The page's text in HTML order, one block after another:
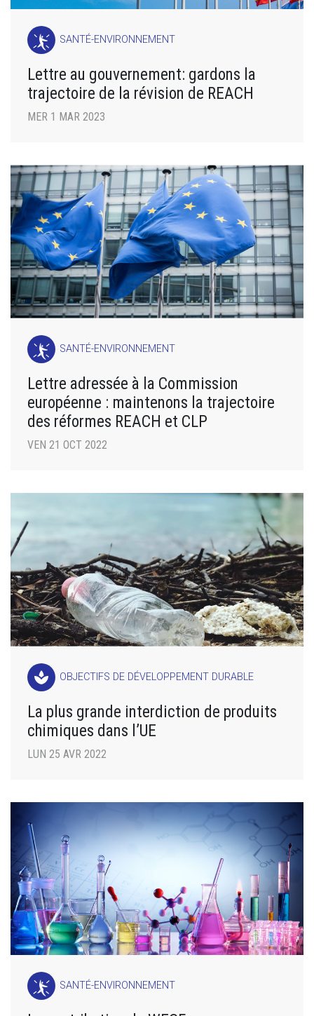
SANTÉ-ENVIRONNEMENT
Lettre au gouvernement: gardons la
trajectoire de la révision de REACH
MER 1 MAR 2023
SANTÉ-ENVIRONNEMENT
Lettre adressée à la Commission
européenne : maintenons la trajectoire
des réformes REACH et CLP
VEN 21 OCT 2022
spa OBJECTIFS DE DÉVELOPPEMENT DURABLE
La plus grande interdiction de produits
chimiques dans l’UE
LUN 25 AVR 2022
SANTÉ-ENVIRONNEMENT